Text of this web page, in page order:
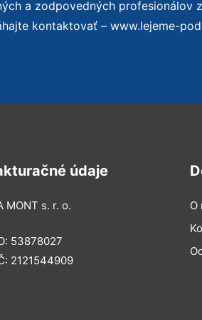
a zodpovedných profesionálov
kontaktovať – www.lejeme-
údaje
MONT s. r. o.
53878027
2121544909
O